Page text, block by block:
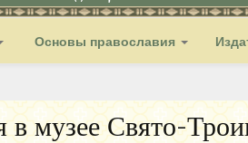
Основы православия
в музее Свято-